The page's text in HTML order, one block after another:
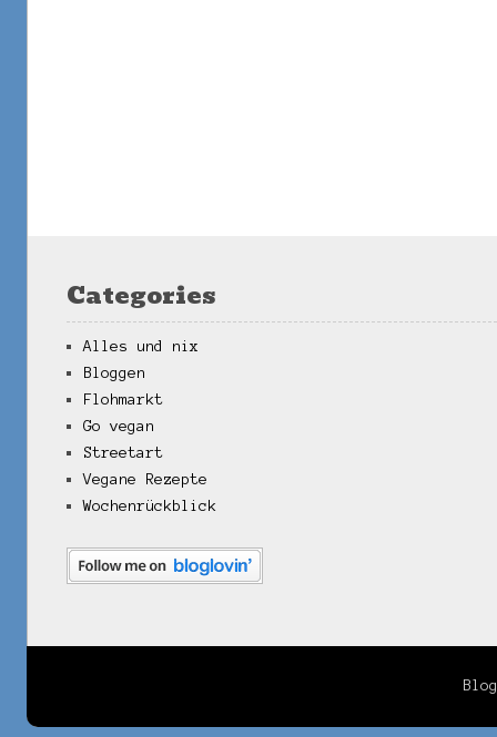
Categories
Alles und nix
Bloggen
Flohmarkt
Go vegan
Streetart
Vegane Rezepte
Wochenrückblick